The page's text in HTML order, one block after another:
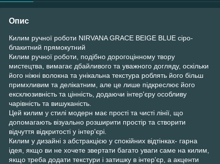
Опис
Килим ручної роботи NIRVANA GRACE BEIGE BLUE сіро-
блакитний прямокутний
Килим ручної роботи, подібно дорогоцінному твору
мистецтва, вимагає дбайливого та уважного догляду, оскільки
його ніжні волокна та унікальна текстура роблять його більш
примхливим та делікатним, але це лише підкреслює його
ексклюзивність та цінність, додаючи інтер'єру особливу
чарівність та вишуканість.
Цей килим у стилі модерн має прості та чисті лінії, що
допомагають візуально розширити простір та створити
відчуття відкритості у інтер'єрі.
Килим у дизайні з абстракцією у спокійних відтінках- гарна
ідея, якщо ви не хочете звертати багато уваги саме на килим,
якщо треба додати текстури і затишку в інтер'єр, а акценти